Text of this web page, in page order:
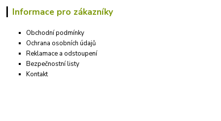
Informace pro zákazníky
Obchodní podmínky
Ochrana osobních údajů
Reklamace a odstoupení
Bezpečnostní listy
Kontakt